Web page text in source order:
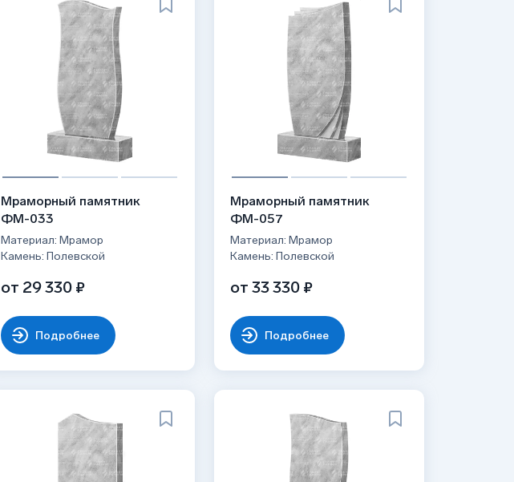
Мраморный памятник
ФМ-033
Материал: Мрамор
Камень: Полевской
от 29 330 ₽
Подробнее
Мраморный памятник
ФМ-057
Материал: Мрамор
Камень: Полевской
от 33 330 ₽
Подробнее